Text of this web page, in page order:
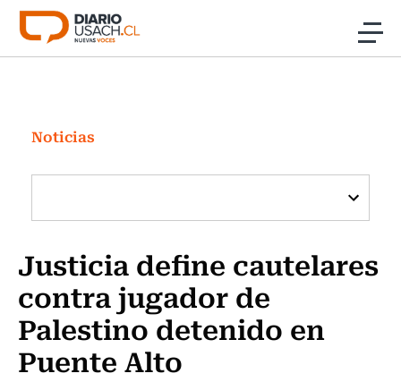
Click acá para ir directamente al contenido
Investigación
Cultura
Programas Radio y TV Usach
Noticias
Justicia define cautelares
contra jugador de
Palestino detenido en
Puente Alto